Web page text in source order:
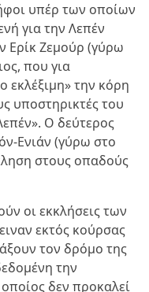
υπέρ των οποίων
για την Λεπέν
Ερίκ Ζεμούρ (γύρω
που για
εκλέξιμη» την κόρη
υποστηρικτές του
Ο δεύτερος
Ενιάν (γύρω στο
στους οπαδούς
οι εκκλήσεις των
εκτός κούρσας
τον δρόμο της
την
δεν προκαλεί